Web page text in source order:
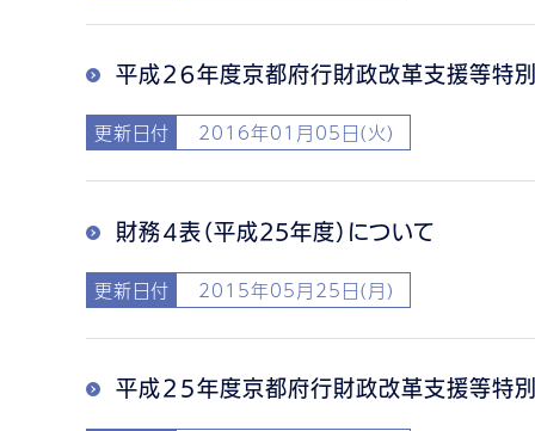
平成２６年度京都府行財政改革支援等特
更新日付 2016年01月05日(火)
財務４表（平成25年度）について
更新日付 2015年05月25日(月)
平成２５年度京都府行財政改革支援等特